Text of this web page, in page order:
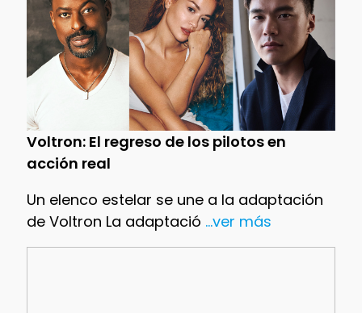
Voltron: El regreso de los pilotos en
acción real
Un elenco estelar se une a la adaptación
de Voltron La adaptació ...ver más